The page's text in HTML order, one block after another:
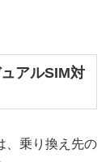
アルSIM対
、乗り換え先の